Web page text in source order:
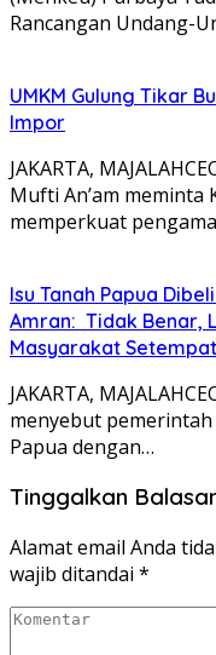
Rancangan Undang-
UMKM Gulung Tikar
Impor
JAKARTA,
Mufti An’am meminta
memperkuat
Isu Tanah Papua
Amran: Tidak Benar,
Masyarakat Setempat
JAKARTA,
menyebut
Papua dengan…
Tinggalkan
Alamat email Anda
wajib ditandai *